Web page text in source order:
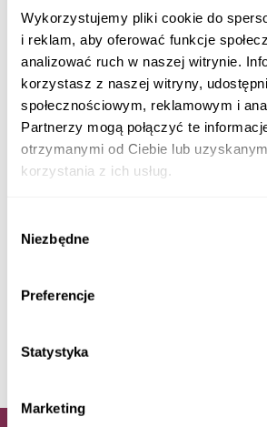
Wykorzystujemy pliki cookie do
i reklam, aby oferować funkcje
analizować ruch w naszej witrynie.
korzystasz z naszej witryny,
społecznościowym, reklamowym i
Partnerzy mogą połączyć te
otrzymanymi od Ciebie lub
korzystania z ich usług.
zgody
Niezbędne
Preferencje
Statystyka
Marketing
Co
Komfort – Bezpieczeństwo-
kosztów
Wyeliminujesz koszty stałe
i utrzymaniem biura sprzedaży
Zminimalizujesz koszty reklamy i
zachowując ich najwyższą
nasz wewnętrzny dział prawny
kancelarie notarialne i księgowe
Dołącz do grona zadowolonych